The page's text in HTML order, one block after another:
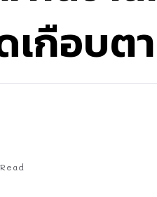
กือบต